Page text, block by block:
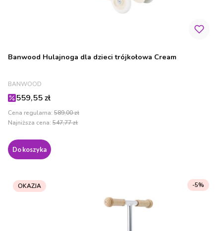
Banwood Hulajnoga dla dzieci trójkołowa Cream
PRODUCENT
BANWOOD
Cena promocyjna
559,55 zł
Cena regularna: 589,00 zł
Najniższa cena: 547,77 zł
Do koszyka
OKAZJA -5%